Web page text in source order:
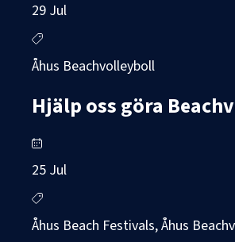
29 Jul
Åhus Beachvolleyboll
Hjälp oss göra
25 Jul
Åhus Beach Festivals, Åhus